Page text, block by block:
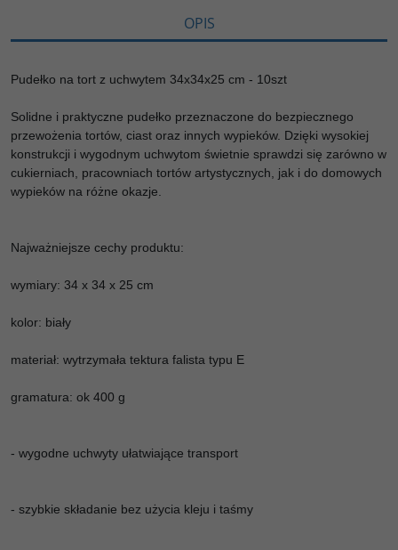
OPIS
Pudełko na tort z uchwytem 34x34x25 cm - 10szt
Solidne i praktyczne pudełko przeznaczone do bezpiecznego
przewożenia tortów, ciast oraz innych wypieków. Dzięki wysokiej
konstrukcji i wygodnym uchwytom świetnie sprawdzi się zarówno w
cukierniach, pracowniach tortów artystycznych, jak i do domowych
wypieków na różne okazje.
Najważniejsze cechy produktu:
wymiary: 34 x 34 x 25 cm
kolor: biały
materiał: wytrzymała tektura falista typu E
gramatura: ok 400 g
- wygodne uchwyty ułatwiające transport
- szybkie składanie bez użycia kleju i taśmy